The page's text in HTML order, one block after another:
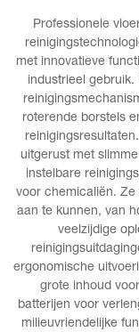
Professionele
met innovatieve
industrieel
roterende borstels
uitgerust met
instelbare
voor chemicaliën.
aan te kunnen, van
veelzijdige
ergonomische
grote inhoud
batterijen voor
milieuvriendelijke